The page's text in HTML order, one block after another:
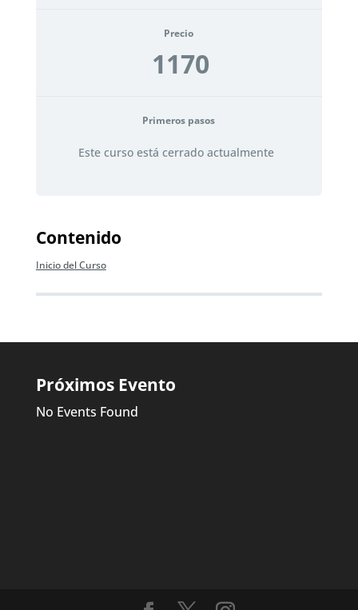
Precio
1170
Primeros pasos
Este curso está cerrado actualmente
Contenido
Inicio del Curso
Próximos Evento
No Events Found